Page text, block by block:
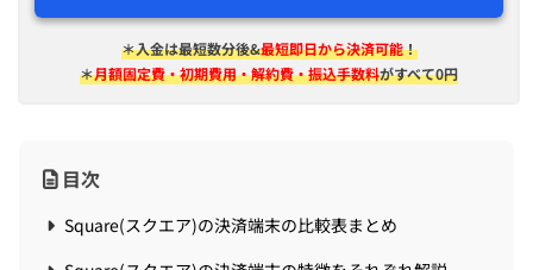
＊入金は​最短​数分後&最短即日から決済可能！
＊月額固定費・初期費用・解約費・振込手数料がすべて0円
目次
Square(スクエア)の決済端末の比較表まとめ